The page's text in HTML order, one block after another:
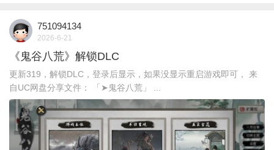
751094134
2026-6-21
《鬼谷八荒》解锁DLC
更新319，解锁DLC，登录后显示，如果没显示重启游戏即可， 来
自UC网盘分享文件： 「➤鬼谷八荒」 ...